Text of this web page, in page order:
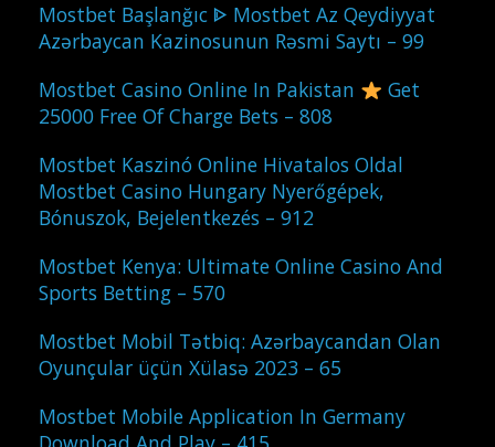
Mostbet Başlanğıc ᐈ Mostbet Az Qeydiyyat
Azərbaycan Kazinosunun Rəsmi Saytı – 99
Mostbet Casino Online In Pakistan
Get
25000 Free Of Charge Bets – 808
Mostbet Kaszinó Online Hivatalos Oldal
Mostbet Casino Hungary Nyerőgépek,
Bónuszok, Bejelentkezés – 912
Mostbet Kenya: Ultimate Online Casino And
Sports Betting – 570
Mostbet Mobil Tətbiq: Azərbaycandan Olan
Oyunçular üçün Xülasə 2023 – 65
Mostbet Mobile Application In Germany